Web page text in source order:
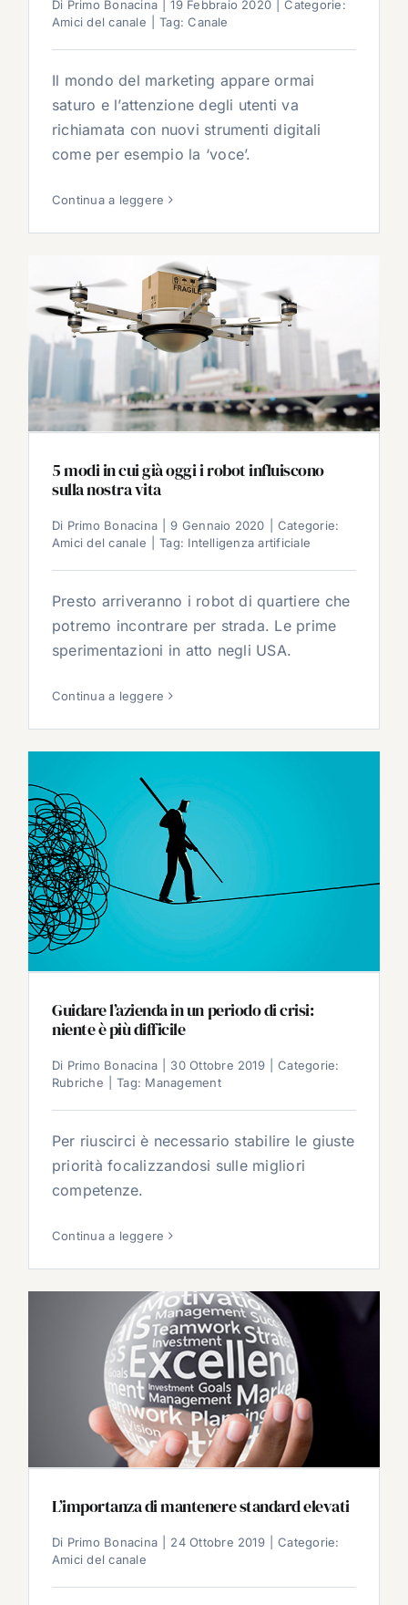
Di Primo Bonacina 19 Febbraio 2020
Categorie:
Amici del canale
Tag:Canale
Il mondo del marketing appare ormai
saturo e l’attenzione degli utenti va
richiamata con nuovi strumenti digitali
come per esempio la ‘voce’.
Continua a leggere
5 modi in cui già oggi i robot influiscono
sulla nostra vita
Di Primo Bonacina 9 Gennaio 2020
Categorie:
Amici del canale
Tag: Intelligenza artificiale
Presto arriveranno i robot di quartiere che
potremo incontrare per strada. Le prime
sperimentazioni in atto negli USA.
Continua a leggere
Guidare l’azienda in un periodo di crisi:
niente è più difficile
Di Primo Bonacina 30 Ottobre 2019
Categorie:
Rubriche
Tag: Management
Per riuscirci è necessario stabilire le giuste
priorità focalizzandosi sulle migliori
competenze.
Continua a leggere
L’importanza di mantenere standard elevati
Di Primo Bonacina 24 Ottobre 2019
Categorie:
Amici del canale